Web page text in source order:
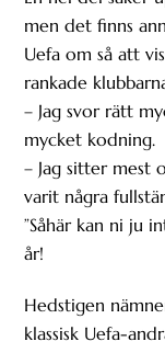
men det finns
Uefa om så att
rankade
– Jag svor rätt
mycket kodning.
– Jag sitter mest
varit några
”Såhär kan ni ju
år!
Hedstigen
klassisk Uefa-